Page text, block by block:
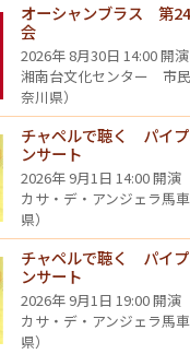
オーシャンブラス 第
会
2026年 8月30日 14:00 開演
湘南台文化センター 市
奈川県）
チャペルで聴く パイ
ンサート
2026年 9月1日 14:00 開演
カサ・デ・アンジェラ馬
県）
チャペルで聴く パイ
ンサート
2026年 9月1日 19:00 開演
カサ・デ・アンジェラ馬
県）